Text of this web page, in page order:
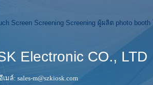
Electronic CO., LTD
อีเมล์: sales-m@szkiosk.com